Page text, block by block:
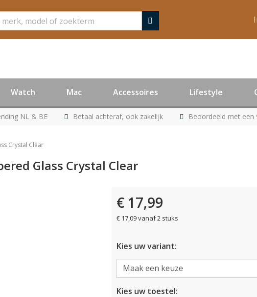
Watch Mac Accessoires Lifestyle
NL & BE Betaal achteraf, ook zakelijk Beoordeeld met een
Crystal Clear
Glass Crystal Clear
€ 17,99
€ 17,09 vanaf 2 stuks
Kies uw variant:
Kies uw toestel: